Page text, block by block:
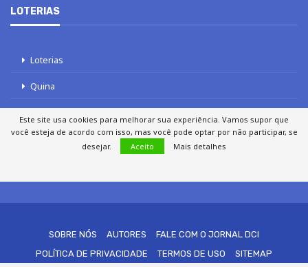
LOTERIAS
Loterias
Quina
Lotofácil
Mega-Sena
SOBRE NÓS AUTORES
FALE COM O JORNAL DCI
POLÍTICA DE PRIVACIDADE
TERMOS DE USO SITEMAP
Este site usa cookies para melhorar sua experiência. Vamos supor que
você esteja de acordo com isso, mas você pode optar por não participar, se
desejar.
Aceito Mais detalhes